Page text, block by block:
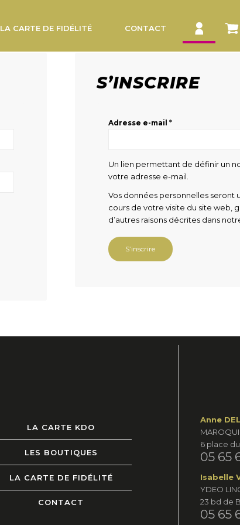
LA CARTE DE FIDÉLITÉ CONTACT
S’INSCRIRE
Adresse e-mail *
Un lien permettant de définir un
votre adresse e-mail.
Vos données personnelles seront
cours de votre visite du site web,
d’autres raisons décrites dans
S’inscrire
LA CARTE KDO
LES BOUTIQUES
LA CARTE DE FIDÉLITÉ
CONTACT
Anne
6 place du
05 65
Isabelle
YDEO
23 bd de
05 65